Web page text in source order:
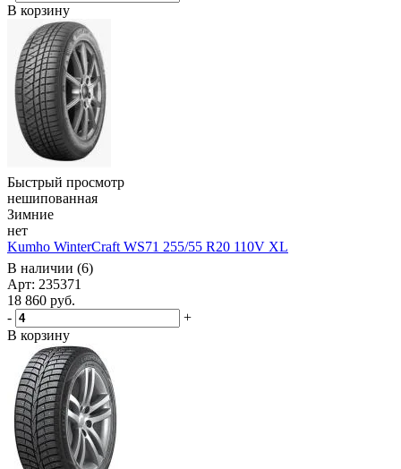
В корзину
Быстрый просмотр
нешипованная
Зимние
нет
Kumho WinterCraft WS71 255/55 R20 110V XL
В наличии (6)
Арт: 235371
18 860 руб.
-
+
В корзину